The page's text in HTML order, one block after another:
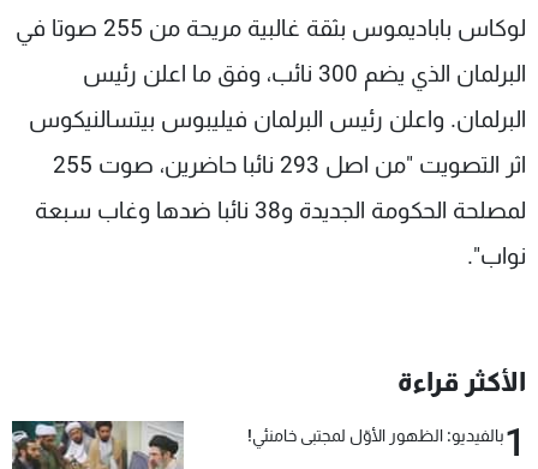
لوكاس باباديموس بثقة غالبية مريحة من 255 صوتا في
البرلمان الذي يضم 300 نائب، وفق ما اعلن رئيس
البرلمان. واعلن رئيس البرلمان فيليبوس بيتسالنيكوس
اثر التصويت "من اصل 293 نائبا حاضرين، صوت 255
لمصلحة الحكومة الجديدة و38 نائبا ضدها وغاب سبعة
نواب".
الأكثر قراءة
1بالفيديو: الظهور الأوّل لمجتبى خامنئي!
عن MTV
الإنـتـاج
لاعلاناتكم
وظائف
تواصل معنا
شروط الإسـتخدام
سياسة الخصوصية